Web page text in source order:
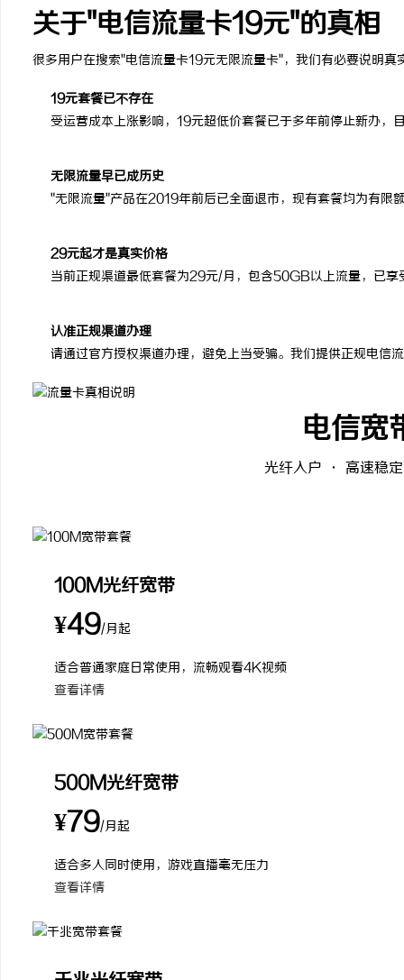
关于"电信流量卡19元"的真相
很多用户在搜索"电信流量卡19元无限流量卡"，我们有必要说明真
19元套餐已不存在
受运营成本上涨影响，19元超低价套餐已于多年前停止新办，
无限流量早已成历史
"无限流量"产品在2019年前后已全面退市，现有套餐均为有限
29元起才是真实价格
当前正规渠道最低套餐为29元/月，包含50GB以上流量，已享
认准正规渠道办理
请通过官方授权渠道办理，避免上当受骗。我们提供正规电信
电信宽
光纤入户 · 高速稳
100M光纤宽带
¥49/月起
适合普通家庭日常使用，流畅观看4K视频
查看详情
500M光纤宽带
¥79/月起
适合多人同时使用，游戏直播毫无压力
查看详情